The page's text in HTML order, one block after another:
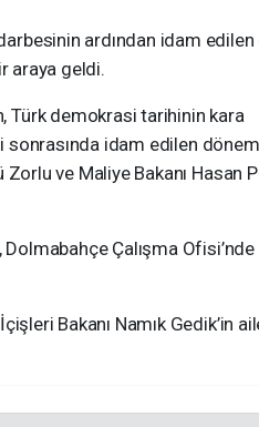
ardından idam
araya geldi.
Türk demokrasi tarihinin kara
sonrasında idam edilen
ve Maliye Bakanı Hasan
Çalışma Ofisi’nde
Bakanı Namık Gedik’in